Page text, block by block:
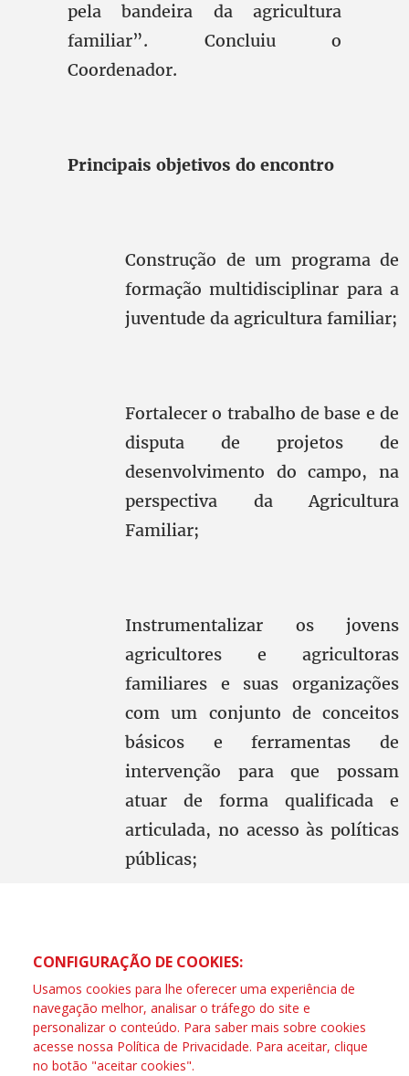
pela bandeira da agricultura
familiar”. Concluiu o
Coordenador.
Principais objetivos do encontro
Construção de um programa de
formação multidisciplinar para a
juventude da agricultura familiar;
Fortalecer o trabalho de base e de
disputa de projetos de
desenvolvimento do campo, na
perspectiva da Agricultura
Familiar;
Instrumentalizar os jovens
agricultores e agricultoras
familiares e suas organizações
com um conjunto de conceitos
básicos e ferramentas de
intervenção para que possam
atuar de forma qualificada e
articulada, no acesso às políticas
públicas;
CONFIGURAÇÃO DE COOKIES:
Usamos cookies para lhe oferecer uma experiência de
navegação melhor, analisar o tráfego do site e
personalizar o conteúdo. Para saber mais sobre cookies
acesse nossa Política de Privacidade. Para aceitar, clique
no botão "aceitar cookies".